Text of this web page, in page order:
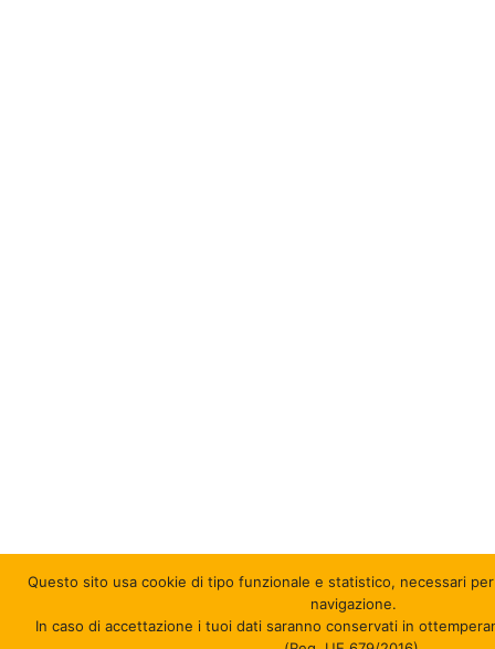
Questo sito usa cookie di tipo funzionale e statistico, necessari
navigazione.
In caso di accettazione i tuoi dati saranno conservati in